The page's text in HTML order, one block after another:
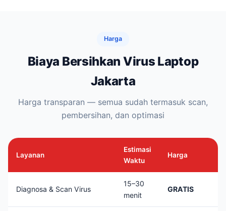
Harga
Biaya Bersihkan Virus Laptop
Jakarta
Harga transparan — semua sudah termasuk scan,
pembersihan, dan optimasi
Layanan
Estimasi
Waktu
Harga
Diagnosa & Scan Virus
15–30
menit
GRATIS